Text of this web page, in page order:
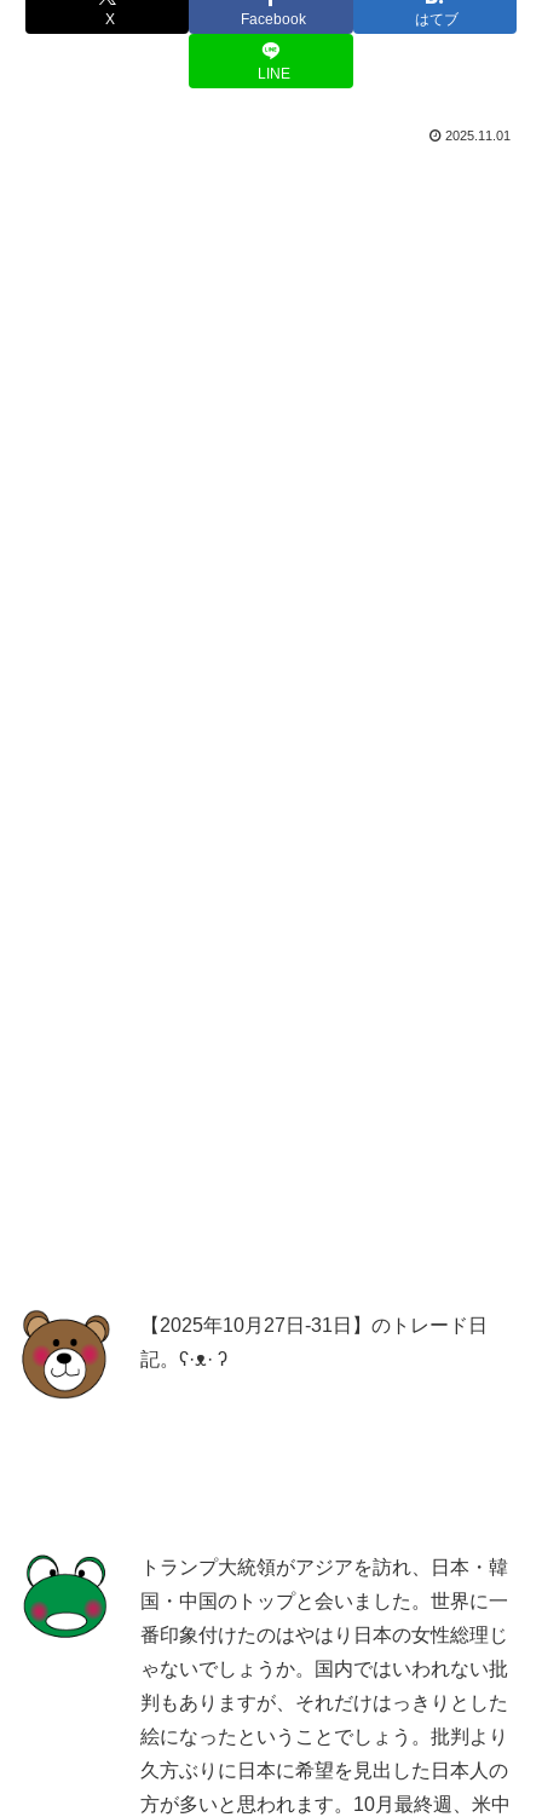
X Facebook はてブ
LINE
2025.11.01
【2025年10月27日-31日】のトレード日
記。ʕ·ᴥ· ʔ
トランプ大統領がアジアを訪れ、日本・韓
国・中国のトップと会いました。世界に一
番印象付けたのはやはり日本の女性総理じ
ゃないでしょうか。国内ではいわれない批
判もありますが、それだけはっきりとした
絵になったということでしょう。批判より
久方ぶりに日本に希望を見出した日本人の
方が多いと思われます。10月最終週、米中